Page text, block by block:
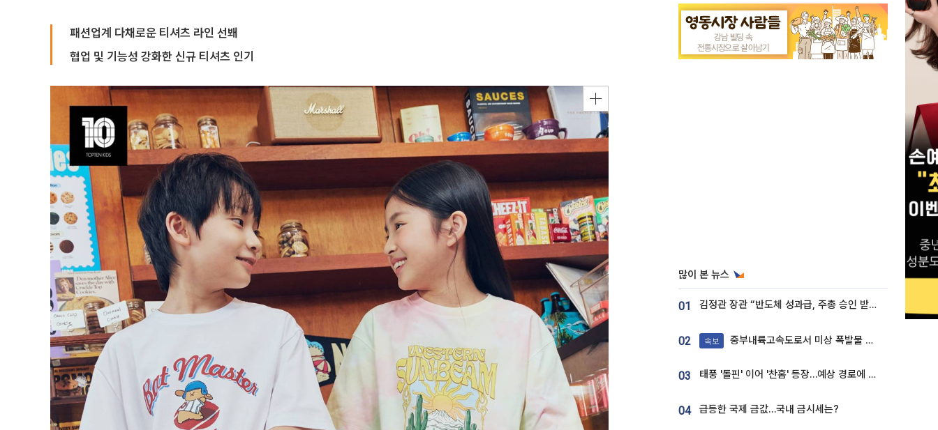
패션업계 다채로운 티셔츠 라인 선봬
협업 및 기능성 강화한 신규 티셔츠 인기
많이 본 뉴스
01 김정관 장관 “반도체 성과급, 주총 승인 받도록”…상법·자본시장법 개정 시사
02 속보 중부내륙고속도로서 미상 폭발물 발견
03 태풍 '돌핀' 이어 '찬홈' 등장…예상 경로에 한국 '한숨'
04 급등한 국제 금값…국내 금시세는?